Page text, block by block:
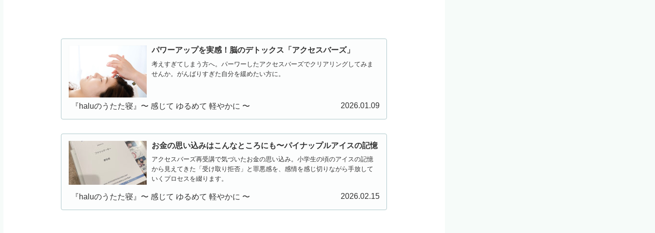
パワーアップを実感！脳のデトックス「アクセスバーズ」
考えすぎてしまう方へ。パーワーしたアクセスバーズでクリアリングしてみま
せんか。がんばりすぎた自分を緩めたい方に。
『haluのうたた寝』〜 感じて ゆるめて 軽やかに 〜 2026.01.09
お金の思い込みはこんなところにも〜パイナップルアイスの記憶
アクセスバーズ再受講で気づいたお金の思い込み。小学生の頃のアイスの記憶
から見えてきた「受け取り拒否」と罪悪感を、感情を感じ切りながら手放して
いくプロセスを綴ります。
『haluのうたた寝』〜 感じて ゆるめて 軽やかに 〜 2026.02.15